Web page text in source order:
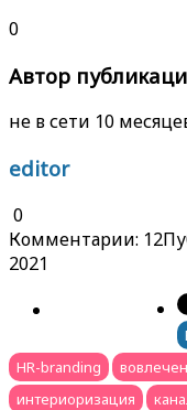
0
Автор
не в сети 10
editor
0
Комментарии: 12
2021
HR-branding
интериоризация